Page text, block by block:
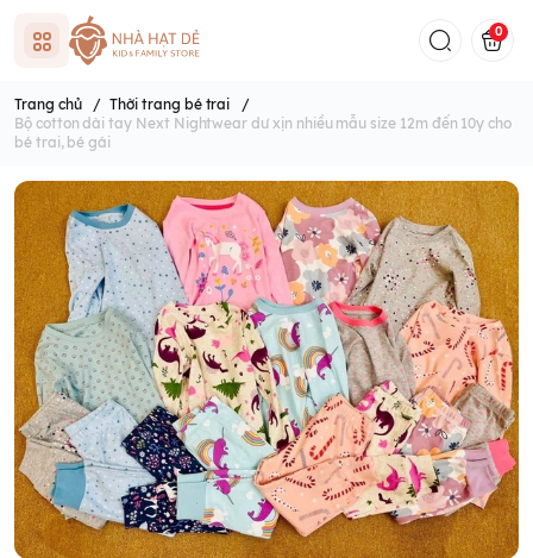
0
Trang chủ / Thời trang bé trai
/
Bộ cotton dài tay Next Nightwear dư xịn nhiều mẫu size 12m đến 10y cho
bé trai, bé gái